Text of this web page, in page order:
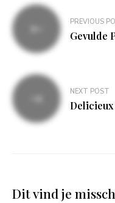
Bericht
navigatie
PREVIOUS
Gevulde
NEXT POST
Dit vind je